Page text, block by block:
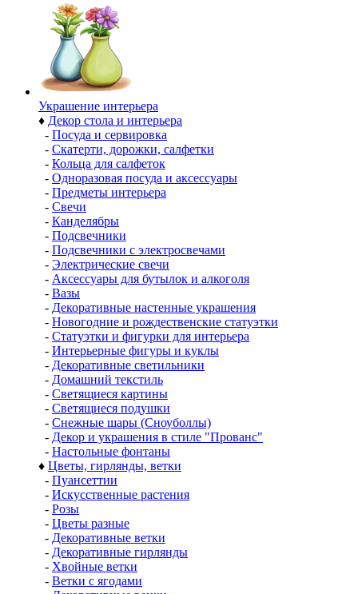
Украшение интерьера
♦ Декор стола и интерьера
- Посуда и сервировка
- Скатерти, дорожки, салфетки
- Кольца для салфеток
- Одноразовая посуда и аксессуары
- Предметы интерьера
- Свечи
- Канделябры
- Подсвечники
- Подсвечники с электросвечами
- Электрические свечи
- Аксессуары для бутылок и алкоголя
- Вазы
- Декоративные настенные украшения
- Новогодние и рождественские статуэтки
- Статуэтки и фигурки для интерьера
- Интерьерные фигуры и куклы
- Декоративные светильники
- Домашний текстиль
- Светящиеся картины
- Светящиеся подушки
- Снежные шары (Сноуболлы)
- Декор и украшения в стиле "Прованс"
- Настольные фонтаны
♦ Цветы, гирлянды, ветки
- Пуансеттии
- Искусственные растения
- Розы
- Цветы разные
- Декоративные ветки
- Декоративные гирлянды
- Хвойные ветки
- Ветки с ягодами